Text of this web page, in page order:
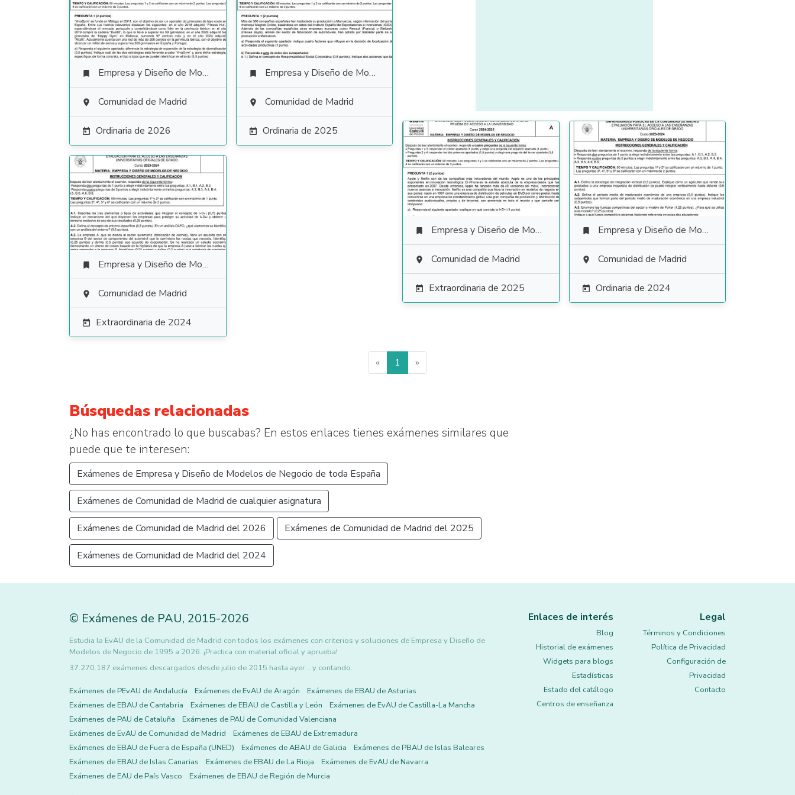
 Empresa y Diseño de Modelos de Negocio
 Comunidad de Madrid
 Ordinaria de 2026
 Empresa y Diseño de Modelos de Negocio
 Comunidad de Madrid
 Ordinaria de 2025
 Empresa y Diseño de Modelos de Negocio
 Comunidad de Madrid
 Extraordinaria de 2025
 Empresa y Diseño de Modelos de Negocio
 Comunidad de Madrid
 Ordinaria de 2024
 Empresa y Diseño de Modelos de Negocio
 Comunidad de Madrid
 Extraordinaria de 2024
« 1 »
Búsquedas relacionadas
¿No has encontrado lo que buscabas? En estos enlaces tienes exámenes similares que
puede que te interesen:
Exámenes de Empresa y Diseño de Modelos de Negocio de toda España
Exámenes de Comunidad de Madrid de cualquier asignatura
Exámenes de Comunidad de Madrid del 2026 Exámenes de Comunidad de Madrid del 2025
Exámenes de Comunidad de Madrid del 2024
© Exámenes de PAU, 2015-2026
Estudia la EvAU de la Comunidad de Madrid con todos los exámenes con criterios y soluciones de Empresa y Diseño de
Modelos de Negocio de 1995 a 2026. ¡Practica con material oficial y aprueba!
37.270.187 exámenes descargados desde julio de 2015 hasta ayer... y contando.
Exámenes de PEvAU de Andalucía Exámenes de EvAU de Aragón
Exámenes de EBAU de Asturias
Exámenes de EBAU de Cantabria
Exámenes de EBAU de Castilla y León
Exámenes de EvAU de Castilla-La Mancha
Exámenes de PAU de Cataluña
Exámenes de PAU de Comunidad Valenciana
Exámenes de EvAU de Comunidad de Madrid
Exámenes de EBAU de Extremadura
Exámenes de EBAU de Fuera de España (UNED)
Exámenes de ABAU de Galicia
Exámenes de PBAU de Islas Baleares
Exámenes de EBAU de Islas Canarias
Exámenes de EBAU de La Rioja
Exámenes de EvAU de Navarra
Exámenes de EAU de País Vasco
Exámenes de EBAU de Región de Murcia
Enlaces de interés
Blog
Historial de exámenes
Widgets para blogs
Estadísticas
Estado del catálogo
Centros de enseñanza
Legal
Términos y Condiciones
Política de Privacidad
Configuración de
Privacidad
Contacto